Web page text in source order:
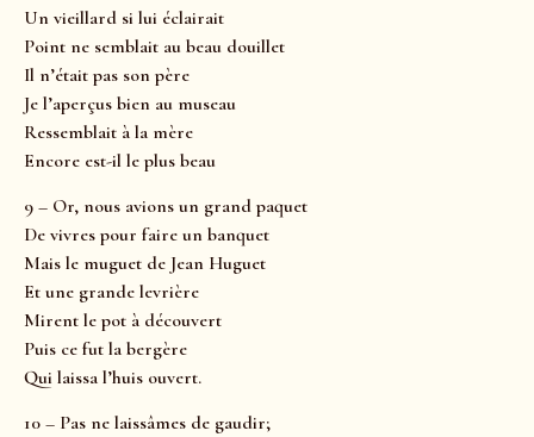
Un vieillard si lui éclairait
Point ne semblait au beau douillet
Il n’était pas son père
Je l’aperçus bien au museau
Ressemblait à la mère
Encore est-il le plus beau
9 – Or, nous avions un grand paquet
De vivres pour faire un banquet
Mais le muguet de Jean Huguet
Et une grande levrière
Mirent le pot à découvert
Puis ce fut la bergère
Qui laissa l’huis ouvert.
10 – Pas ne laissâmes de gaudir;